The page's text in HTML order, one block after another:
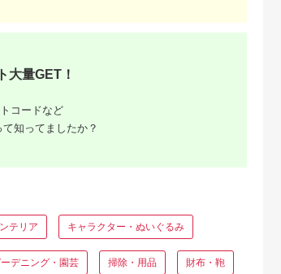
大量GET！
コードなど
知ってましたか？
テリア キャラクター・ぬいぐるみ
デニング・園芸 掃除・用品 財布・鞄